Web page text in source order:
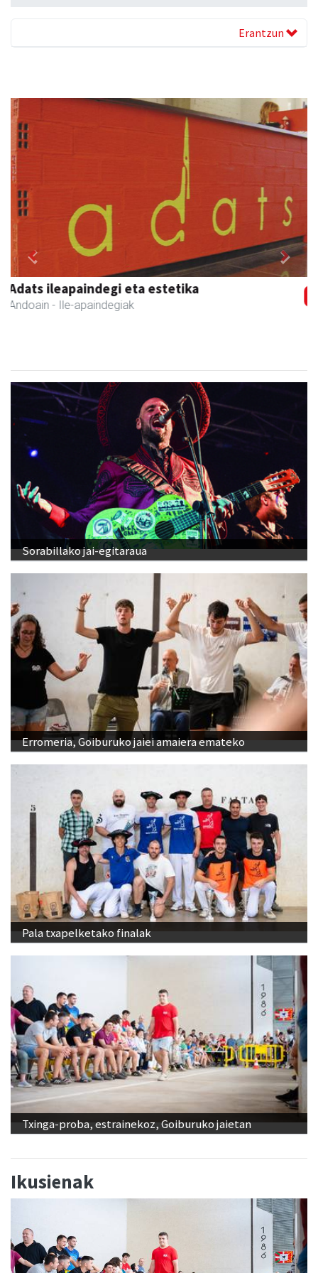
Erantzun
Kuttun kafetegia
Andoain - Gozotegiak
Previous Next
Sorabillako jai-egitaraua
Erromeria, Goiburuko jaiei amaiera emateko
Pala txapelketako finalak
Txinga-proba, estrainekoz, Goiburuko jaietan
Ikusienak